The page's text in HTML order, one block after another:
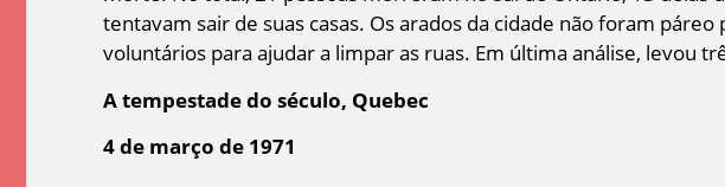
tentavam sair de suas casas. Os arados da cidade não foram
voluntários para ajudar a limpar as ruas. Em última análise, levou
A tempestade do século, Quebec
4 de março de 1971